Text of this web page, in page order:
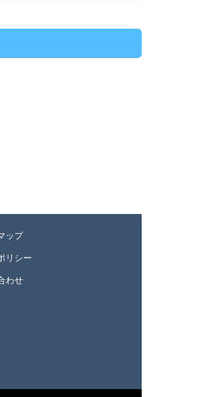
ップ
リシー
わせ